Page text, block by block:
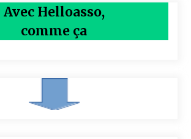
Avec Helloasso,
comme ça